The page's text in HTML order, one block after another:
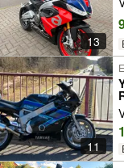
13
11